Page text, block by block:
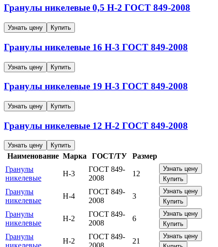
Гранулы никелевые 0,5 Н-2 ГОСТ 849-2008
Узнать цену Купить
Гранулы никелевые 16 Н-3 ГОСТ 849-2008
Узнать цену Купить
Гранулы никелевые 19 Н-3 ГОСТ 849-2008
Узнать цену Купить
Гранулы никелевые 12 Н-2 ГОСТ 849-2008
Узнать цену Купить
Наименование Марка ГОСТ/ТУ
Размер
Гранулы
никелевые
Н-3
ГОСТ 849-
2008
12
Узнать цену
Купить
Гранулы
никелевые
Н-4
ГОСТ 849-
2008
3
Узнать цену
Купить
Гранулы
никелевые
Н-2
ГОСТ 849-
2008
6
Узнать цену
Купить
Гранулы
Н-2
ГОСТ 849-
21
Узнать цену